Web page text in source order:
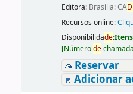
Editora: Brasília: CA
Recursos online:
Disponibilidade:
[Númerode
Reservar
Adicionar